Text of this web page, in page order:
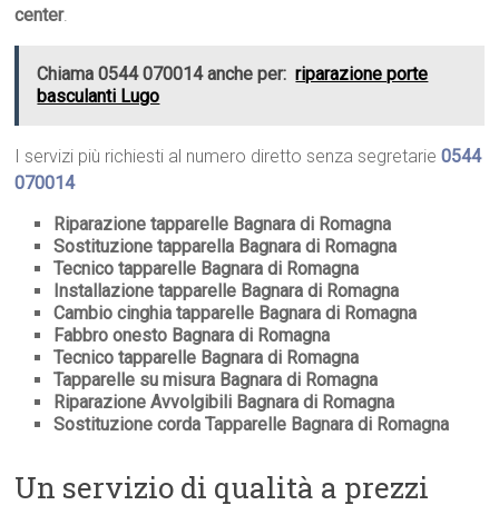
center.
Chiama 0544 070014 anche per: riparazione porte
basculanti Lugo
I servizi più richiesti al numero diretto senza segretarie0544
070014
Riparazione tapparelle Bagnara di Romagna
Sostituzione tapparella Bagnara di Romagna
Tecnico tapparelle Bagnara di Romagna
Installazione tapparelle Bagnara di Romagna
Cambio cinghia tapparelle Bagnara di Romagna
Fabbro onesto Bagnara di Romagna
Tecnico tapparelle Bagnara di Romagna
Tapparelle su misura Bagnara di Romagna
Riparazione Avvolgibili Bagnara di Romagna
Sostituzione corda Tapparelle Bagnara di Romagna
Un servizio di qualità a prezzi